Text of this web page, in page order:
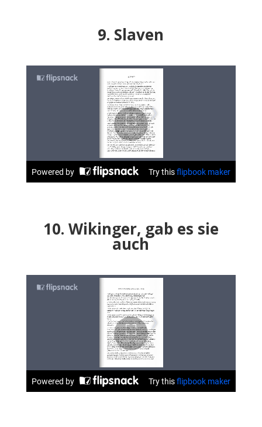
9. Slaven
10. Wikinger, gab es sie
auch